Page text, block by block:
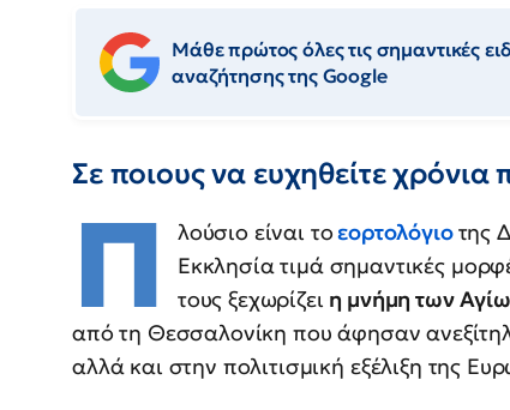
Μάθε πρώτος όλες τις σημαντικές
αναζήτησης της Google
Σε ποιους να ευχηθείτε
Π λούσιο είναι τοεορτολόγιοτης
Εκκλησία τιμά σημαντικές
τους ξεχωρίζει η μνήμη των
από τη Θεσσαλονίκη που άφησαν
αλλά και στην πολιτισμική εξέλιξη της